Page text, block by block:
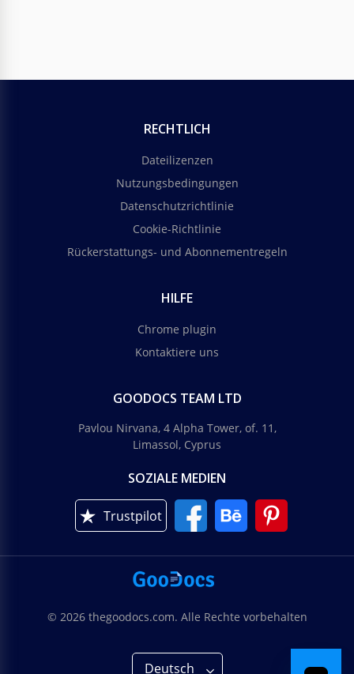
RECHTLICH
Dateilizenzen
Nutzungsbedingungen
Datenschutzrichtlinie
Cookie-Richtlinie
Rückerstattungs- und Abonnementregeln
HILFE
Chrome plugin
Kontaktiere uns
GOODOCS TEAM LTD
Pavlou Nirvana, 4 Alpha Tower, of. 11,
Limassol, Cyprus
SOZIALE MEDIEN
Trustpilot
© 2026 thegoodocs.com. Alle Rechte vorbehalten
Deutsch